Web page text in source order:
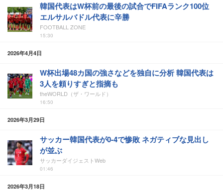
韓国代表はW杯前の最後の試合でFIFAランク100位
エルサルバドル代表に辛勝
FOOTBALL ZONE
15:30
2026年4月4日
W杯出場48カ国の強さなどを独自に分析 韓国代表は
3人を頼りすぎと指摘も
theWORLD（ザ・ワールド）
16:50
2026年3月29日
サッカー韓国代表が0-4で惨敗 ネガティブな見出し
が並ぶ
サッカーダイジェストWeb
01:46
2026年3月18日